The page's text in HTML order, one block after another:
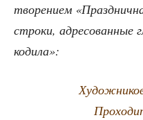
тво­ре­ни­ем
стро­ки,
ко­ди­ла»: